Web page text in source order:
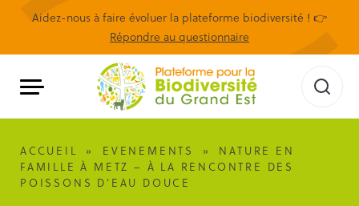
Aidez-nous à faire évoluer la plateforme biodiversité ! 👉
Répondre au questionnaire
ACCUEIL » EVENEMENTS »
NATURE EN
FAMILLE À METZ – À LA RENCONTRE DES
POISSONS D’EAU DOUCE